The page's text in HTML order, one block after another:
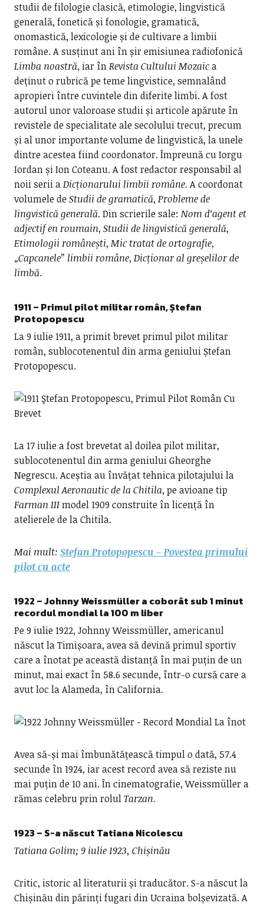
studii de filologie clasică, etimologie, lingvistică
generală, fonetică și fonologie, gramatică,
onomastică, lexicologie și de cultivare a limbii
române. A susținut ani în șir emisiunea radiofonică
Limba noastră, iar înRevista Cultului Mozaica
deținut o rubrică pe teme lingvistice, semnalând
apropieri între cuvintele din diferite limbi. A fost
autorul unor valoroase studii și articole apărute în
revistele de specialitate ale secolului trecut, precum
și al unor importante volume de lingvistică, la unele
dintre acestea fiind coordonator. Împreună cu Iorgu
Iordan și Ion Coteanu. A fost redactor responsabil al
noii serii aDicționarului limbii române. A coordonat
volumele deStudii de gramatică, Probleme de
lingvistică generală. Din scrierile sale: Nom d‘agent et
adjectif en roumain, Studii de lingvistică generală,
Etimologii românești, Mic tratat de ortografie,
„Capcanele” limbii române, Dicționar al greșelilor de
limbă.
1911 – Primul pilot militar român,Ștefan
Protopopescu
La 9 iulie 1911, a primit brevet primul pilot militar
român, sublocotenentul din arma geniului Ștefan
Protopopescu.
La 17 iulie a fost brevetat al doilea pilot militar,
sublocotenentul din arma geniului Gheorghe
Negrescu. Aceștia au învățat tehnica pilotajului la
Complexul Aeronautic de la Chitila, pe avioane tip
Farman IIImodel 1909 construite în licență în
atelierele de la Chitila.
Mai mult: Ștefan Protopopescu – Povestea primului
pilot cu acte
1922 –Johnny Weissmüller a coborât sub 1 minut
recordul mondial la 100 m liber
Pe 9 iulie 1922, Johnny Weissmüller, americanul
născut la Timișoara, avea să devină primul sportiv
care a înotat pe această distanță în mai puțin de un
minut, mai exact în 58.6 secunde, într-o cursă care a
avut loc la Alameda, în California.
Avea să-și mai îmbunătățească timpul o dată, 57.4
secunde în 1924, iar acest record avea să reziste nu
mai puțin de 10 ani. În cinematografie, Weissmüller a
rămas celebru prin rolulTarzan.
1923 – S-a născut Tatiana Nicolescu
Tatiana Golim; 9 iulie 1923, Chișinău
Critic, istoric al literaturii și traducător. S-a născut la
Chișinău din părinți fugari din Ucraina bolșevizată. A